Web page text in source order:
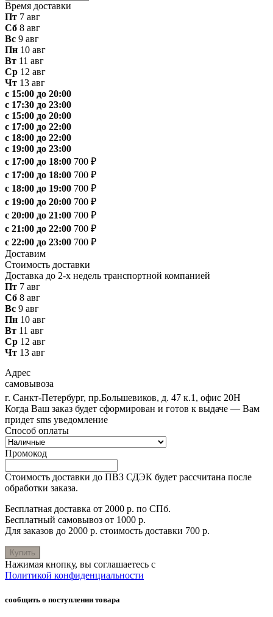
Время доставки
Пт 7 авг
Сб 8 авг
Вс 9 авг
Пн 10 авг
Вт 11 авг
Ср 12 авг
Чт 13 авг
с 15:00 до 20:00
с 17:30 до 23:00
с 15:00 до 20:00
с 17:00 до 22:00
с 18:00 до 22:00
с 19:00 до 23:00
с 17:00 до 18:00 700 ₽
с 17:00 до 18:00 700 ₽
с 18:00 до 19:00 700 ₽
с 19:00 до 20:00 700 ₽
с 20:00 до 21:00 700 ₽
с 21:00 до 22:00 700 ₽
с 22:00 до 23:00 700 ₽
Доставим
Стоимость доставки
Доставка до 2-х недель транспортной компанией
Пт 7 авг
Сб 8 авг
Вс 9 авг
Пн 10 авг
Вт 11 авг
Ср 12 авг
Чт 13 авг
Адрес
самовывоза
г. Санкт-Петербург, пр.Большевиков, д. 47 к.1, офис 20Н
Когда Ваш заказ будет сформирован и готов к выдаче — Вам
придет sms уведомление
Способ оплаты
Промокод
Стоимость доставки до ПВЗ СДЭК будет рассчитана после
обработки заказа.
Бесплатная доставка от 2000 р. по СПб.
Бесплатный самовывоз от 1000 р.
Для заказов до 2000 р. стоимость доставки 700 р.
Купить
Нажимая кнопку, вы соглашаетесь с
Политикой конфиденциальности
сообщить о поступлении товара